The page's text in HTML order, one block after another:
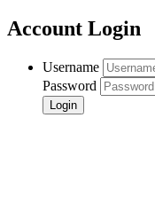
Account Login
Username
Password